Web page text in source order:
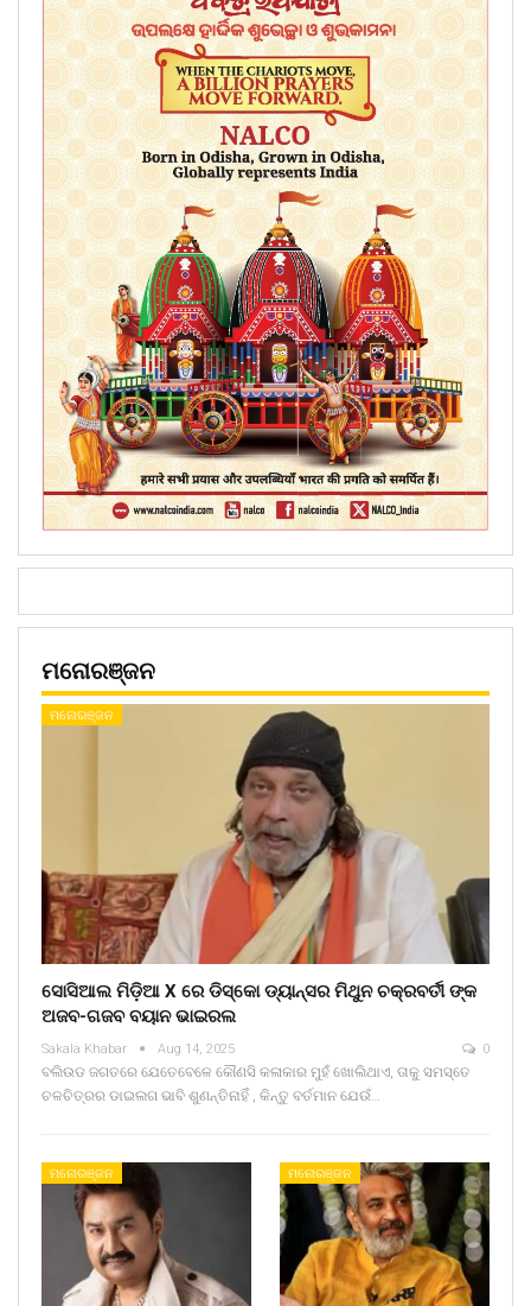
ମନୋରଞ୍ଜନ
ମନୋରଞ୍ଜନ
ସୋସିଆଲ ମିଡ଼ିଆ X ରେ ଡିସ୍କୋ ଡ୍ୟାନ୍ସର ମିଥୁନ ଚକ୍ରବର୍ତୀ ଙ୍କ
ଅଜବ-ଗଜବ ବୟାନ ଭାଇରଲ
Sakala Khabar Aug 14, 2025 0
ବଲିଉଡ ଜଗତରେ ଯେତେବେଳେ କୌଣସି କଳାକାର ମୁହଁ ଖୋଲିଥାଏ, ତାକୁ ସମସ୍ତେ
ଚଳଚିତ୍ରର ଡାଇଲଗ ଭାବି ଶୁଣନ୍ତିନାହିଁ , କିନ୍ତୁ ବର୍ତମାନ ଯେଉଁ…
ମନୋରଞ୍ଜନ ମନୋରଞ୍ଜନ